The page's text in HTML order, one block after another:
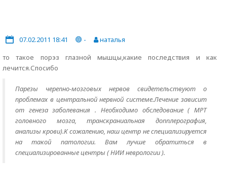
07.02.2011 18:41 -
наталья
то такое порэз глазной мышцы,какие последствия и как
лечится.Спосибо
Парезы черепно-мозговых нервов свидетельствуют о
проблемах в центральной нервной системе.Лечение зависит
от генеза заболевания . Необходимо обследование ( МРТ
головного мозга, транскраниальная допплерография,
анализы крови).К сожалению, наш центр не специализируется
на такой патологии. Вам лучше обратиться в
специализированные центры ( НИИ неврологии ).